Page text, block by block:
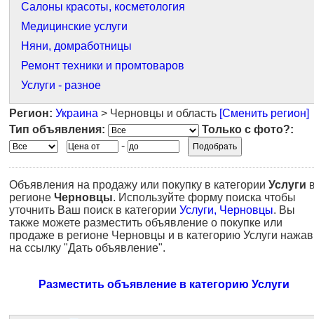
Салоны красоты, косметология
Медицинские услуги
Няни, домработницы
Ремонт техники и промтоваров
Услуги - разное
Регион: Украина > Черновцы и область [Сменить регион]
Тип объявления:
Только с фото?:
-
Объявления на продажу или покупку в категории Услуги
регионе Черновцы. Используйте форму поиска чтобы
уточнить Ваш поиск в категории Услуги, Черновцы. Вы
также можете разместить объявление о покупке или
продаже в регионе Черновцы и в категорию Услуги нажав
на ссылку "Дать объявление".
Разместить объявление в категорию Услуги